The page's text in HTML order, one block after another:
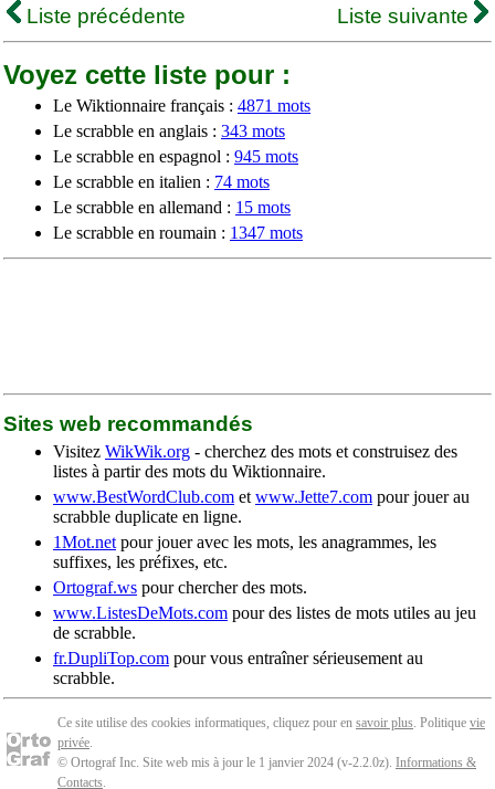
Liste précédente
Liste suivante
Voyez cette liste pour :
Le Wiktionnaire français : 4871 mots
Le scrabble en anglais : 343 mots
Le scrabble en espagnol : 945 mots
Le scrabble en italien : 74 mots
Le scrabble en allemand : 15 mots
Le scrabble en roumain : 1347 mots
Sites web recommandés
Visitez WikWik.org - cherchez des mots et construisez des
listes à partir des mots du Wiktionnaire.
www.BestWordClub.com et www.Jette7.com pour jouer au
scrabble duplicate en ligne.
1Mot.net pour jouer avec les mots, les anagrammes, les
suffixes, les préfixes, etc.
Ortograf.ws pour chercher des mots.
www.ListesDeMots.com pour des listes de mots utiles au jeu
de scrabble.
fr.DupliTop.com pour vous entraîner sérieusement au
scrabble.
Ce site utilise des cookies informatiques, cliquez pour en savoir plus. Politique vie
privée.
© Ortograf Inc. Site web mis à jour le 1 janvier 2024 (v-2.2.0z). Informations &
Contacts.